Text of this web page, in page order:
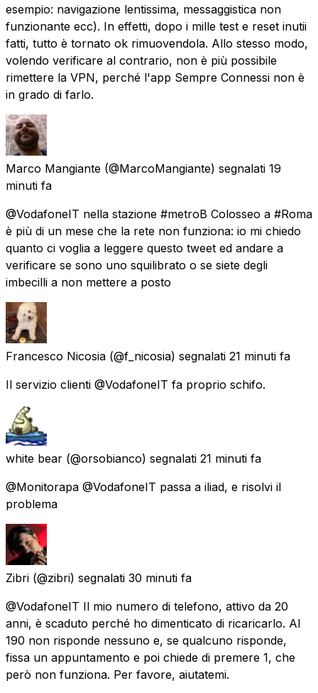
esempio: navigazione lentissima, messaggistica non
funzionante ecc). In effetti, dopo i mille test e reset inutii
fatti, tutto è tornato ok rimuovendola. Allo stesso modo,
volendo verificare al contrario, non è più possibile
rimettere la VPN, perché l'app Sempre Connessi non è
in grado di farlo.
Marco Mangiante (@MarcoMangiante) segnalati 19
minuti fa
@VodafoneIT nella stazione #metroB Colosseo a #Roma
è più di un mese che la rete non funziona: io mi chiedo
quanto ci voglia a leggere questo tweet ed andare a
verificare se sono uno squilibrato o se siete degli
imbecilli a non mettere a posto
Francesco Nicosia (@f_nicosia) segnalati 21 minuti fa
Il servizio clienti @VodafoneIT fa proprio schifo.
white bear (@orsobianco) segnalati 21 minuti fa
@Monitorapa @VodafoneIT passa a iliad, e risolvi il
problema
Zibri (@zibri) segnalati 30 minuti fa
@VodafoneIT Il mio numero di telefono, attivo da 20
anni, è scaduto perché ho dimenticato di ricaricarlo. Al
190 non risponde nessuno e, se qualcuno risponde,
fissa un appuntamento e poi chiede di premere 1, che
però non funziona. Per favore, aiutatemi.